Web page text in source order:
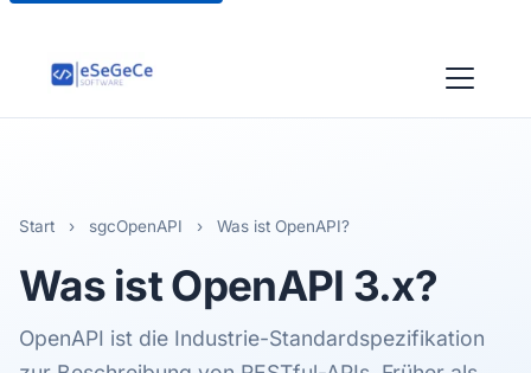
Start › sgcOpenAPI › Was ist OpenAPI?
Was istOpenAPI 3.x?
OpenAPI ist die Industrie-Standardspezifikation